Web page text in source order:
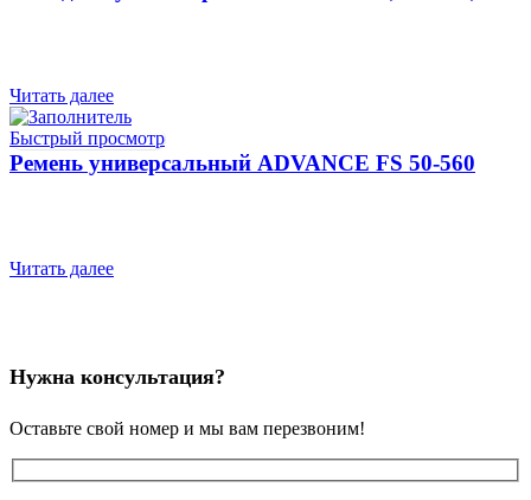
Читать далее
Быстрый просмотр
Ремень универсальный ADVANCE FS 50-560
Читать далее
Нужна консультация?
Оставьте свой номер и мы вам перезвоним!